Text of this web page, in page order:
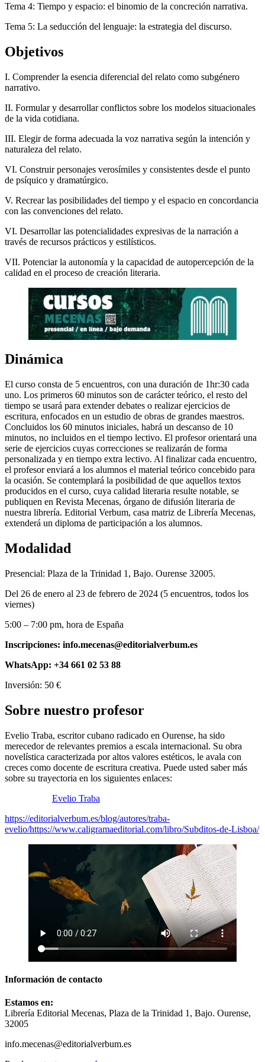
Tema 4: Tiempo y espacio: el binomio de la concreción narrativa.
Tema 5: La seducción del lenguaje: la estrategia del discurso.
Objetivos
I. Comprender la esencia diferencial del relato como subgénero
narrativo.
II. Formular y desarrollar conflictos sobre los modelos situacionales
de la vida cotidiana.
III. Elegir de forma adecuada la voz narrativa según la intención y
naturaleza del relato.
VI. Construir personajes verosímiles y consistentes desde el punto
de psíquico y dramatúrgico.
V. Recrear las posibilidades del tiempo y el espacio en concordancia
con las convenciones del relato.
VI. Desarrollar las potencialidades expresivas de la narración a
través de recursos prácticos y estilísticos.
VII. Potenciar la autonomía y la capacidad de autopercepción de la
calidad en el proceso de creación literaria.
Dinámica
El curso consta de 5 encuentros, con una duración de 1hr:30 cada
uno. Los primeros 60 minutos son de carácter teórico, el resto del
tiempo se usará para extender debates o realizar ejercicios de
escritura, enfocados en un estudio de obras de grandes maestros.
Concluidos los 60 minutos iniciales, habrá un descanso de 10
minutos, no incluidos en el tiempo lectivo. El profesor orientará una
serie de ejercicios cuyas correcciones se realizarán de forma
personalizada y en tiempo extra lectivo. Al finalizar cada encuentro,
el profesor enviará a los alumnos el material teórico concebido para
la ocasión. Se contemplará la posibilidad de que aquellos textos
producidos en el curso, cuya calidad literaria resulte notable, se
publiquen en Revista Mecenas, órgano de difusión literaria de
nuestra librería. Editorial Verbum, casa matriz de Librería Mecenas,
extenderá un diploma de participación a los alumnos.
Modalidad
Presencial: Plaza de la Trinidad 1, Bajo. Ourense 32005.
Del 26 de enero al 23 de febrero de 2024 (5 encuentros, todos los
viernes)
5:00 – 7:00 pm, hora de España
Inscripciones: info.mecenas@editorialverbum.es
WhatsApp: +34 661 02 53 88
Inversión: 50 €
Sobre nuestro profesor
Evelio Traba, escritor cubano radicado en Ourense, ha sido
merecedor de relevantes premios a escala internacional. Su obra
novelística caracterizada por altos valores estéticos, le avala con
creces como docente de escritura creativa. Puede usted saber más
sobre su trayectoria en los siguientes enlaces:
Evelio Traba
https://editorialverbum.es/blog/autores/traba-
evelio/https://www.caligramaeditorial.com/libro/Subditos-de-Lisboa/
Información de contacto
Estamos en:
Librería Editorial Mecenas, Plaza de la Trinidad 1, Bajo. Ourense,
32005
info.mecenas@editorialverbum.es